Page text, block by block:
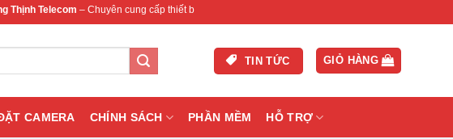
– Chuyên cung cấp thiết bị mạng & camera chính hãng, bảo hành , hỗ trợ nhanh.
TIN TỨC GIỎ HÀNG
CAMERA CHÍNH SÁCH PHẦN MỀM HỖ TRỢ